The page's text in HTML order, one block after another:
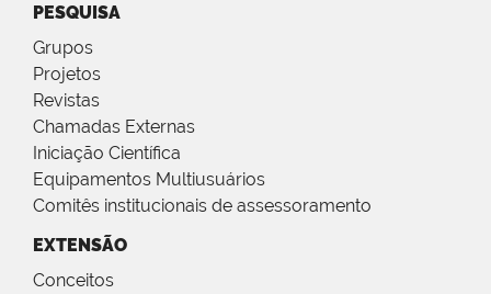
PESQUISA
Grupos
Projetos
Revistas
Chamadas Externas
Iniciação Científica
Equipamentos Multiusuários
Comitês institucionais de assessoramento
EXTENSÃO
Conceitos